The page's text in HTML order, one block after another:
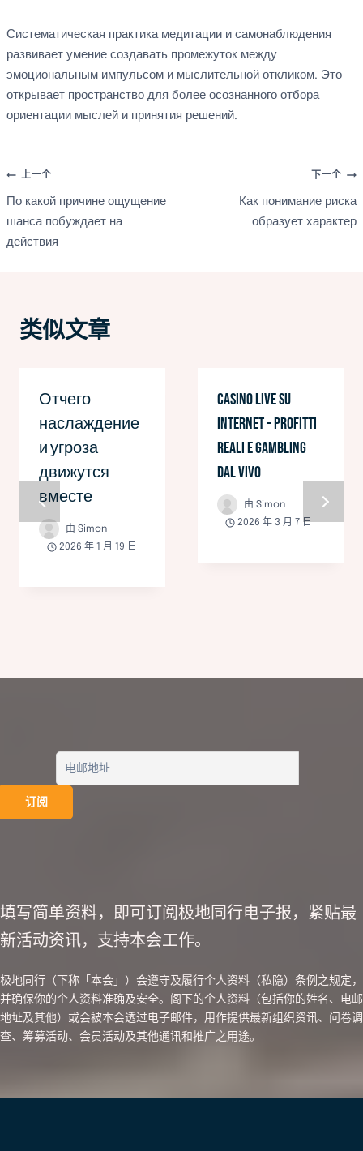
Систематическая практика медитации и самонаблюдения
развивает умение создавать промежуток между
эмоциональным импульсом и мыслительной откликом. Это
открывает пространство для более осознанного отбора
ориентации мыслей и принятия решений.
文
章
导
上一个
По какой причине ощущение
шанса побуждает на
действия
下一个
Как понимание риска
образует характер
类似文章
Отчего
наслаждение
и угроза
движутся
вместе
由 Simon
2026 年 1 月 19 日
Casino Live su
Internet – Profitti
Reali e Gambling
dal Vivo
由 Simon
2026 年 3 月 7 日
填写简单资料，即可订阅极地同行电子报，紧贴最
新活动资讯，支持本会工作。
极地同行（下称「本会」）会遵守及履行个人资料（私隐）条例之规定，
并确保你的个人资料准确及安全。阁下的个人资料（包括你的姓名、电邮
地址及其他）或会被本会透过电子邮件，用作提供最新组织资讯、问卷调
查、筹募活动、会员活动及其他通讯和推广之用途。